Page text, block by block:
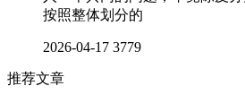
按照整体划分的
2026-04-17 3779
推荐文章